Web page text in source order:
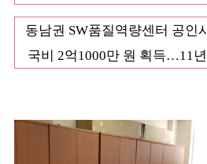
동남권 SW품질역량센터 공인
국비 2억1000만 원 획득…11